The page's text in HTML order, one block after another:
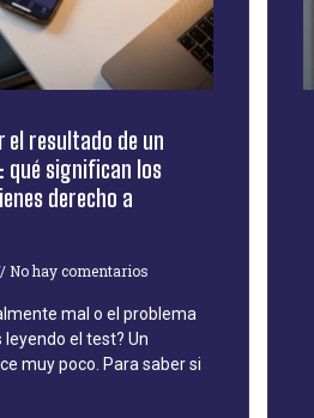
resultado de un
qué significan los
derecho a
No hay comentarios
mal o el problema
el test? Un
muy poco. Para saber si